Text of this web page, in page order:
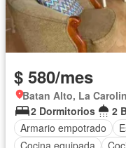
$ 580/mes
Batan Alto, La
2 Dormitorios
2
Armario empotrado